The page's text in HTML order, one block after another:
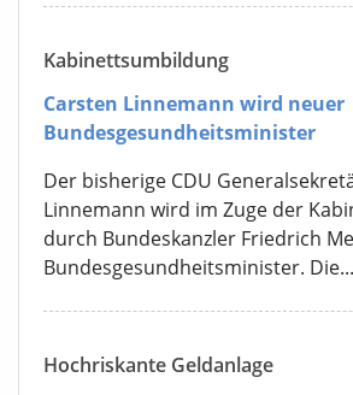
Kabinettsumbildung
Carsten Linnemann wird neuer
Bundesgesundheitsminister
Der bisherige CDU
Linnemann wird im Zuge der
durch Bundeskanzler Friedrich
Bundesgesundheitsminister. Die...
Hochriskante Geldanlage